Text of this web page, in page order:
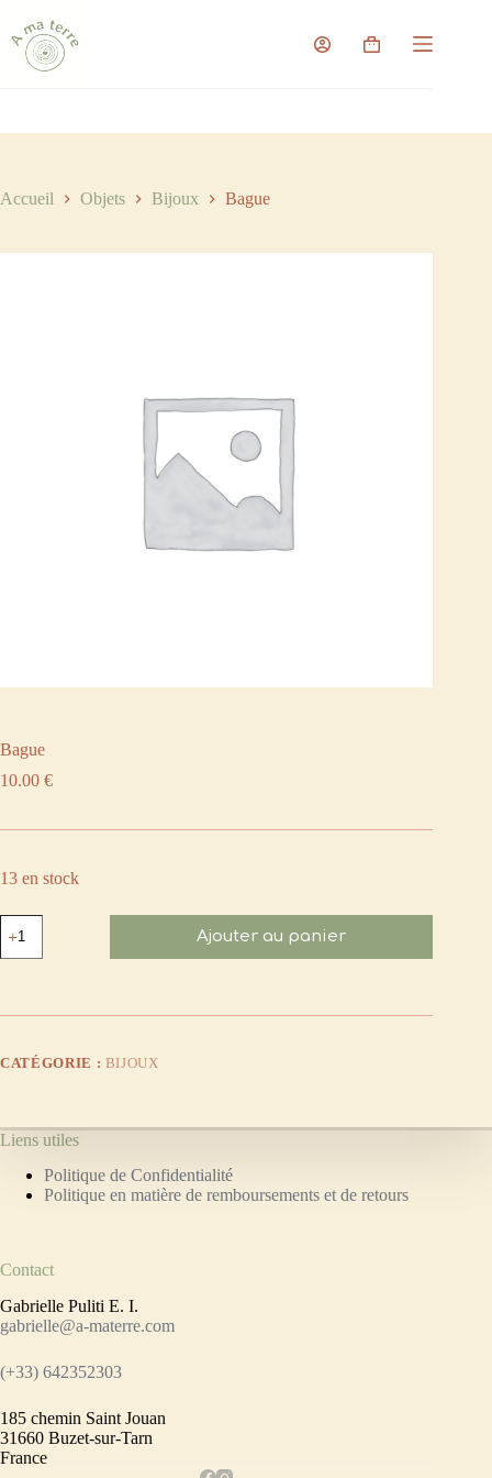
contenu
Panier
Accueil Objets Bijoux Bague
Bague
10.00 €
13 en stock
quantité
de
Bague
Ajouter au panier
CATÉGORIE : BIJOUX
Liens utiles
Politique de Confidentialité
Politique en matière de remboursements et de retours
Contact
Gabrielle Puliti E. I.
gabrielle@a-materre.com
(+33) 642352303
185 chemin Saint Jouan
31660 Buzet-sur-Tarn
France